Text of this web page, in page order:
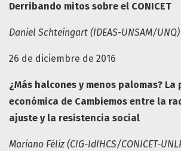
Derribando mitos sobre el CONICET
Daniel Schteingart (IDEAS-UNSAM/UNQ)
26 de diciembre de 2016
¿Más halcones y menos palomas?
económica de Cambiemos entre la
ajuste y la resistencia social
Mariano Féliz (CIG-IdIHCS/CONICET-